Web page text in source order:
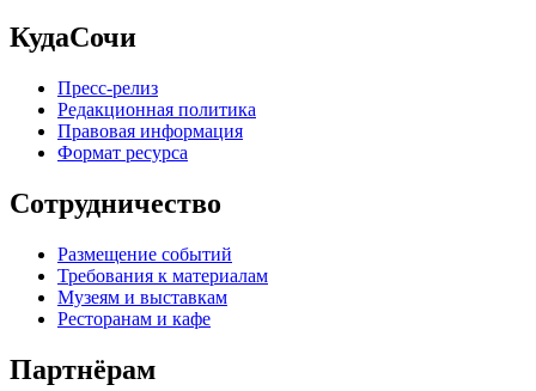
КудаСочи
Пресс-релиз
Редакционная политика
Правовая информация
Формат ресурса
Сотрудничество
Размещение событий
Требования к материалам
Музеям и выставкам
Ресторанам и кафе
Партнёрам